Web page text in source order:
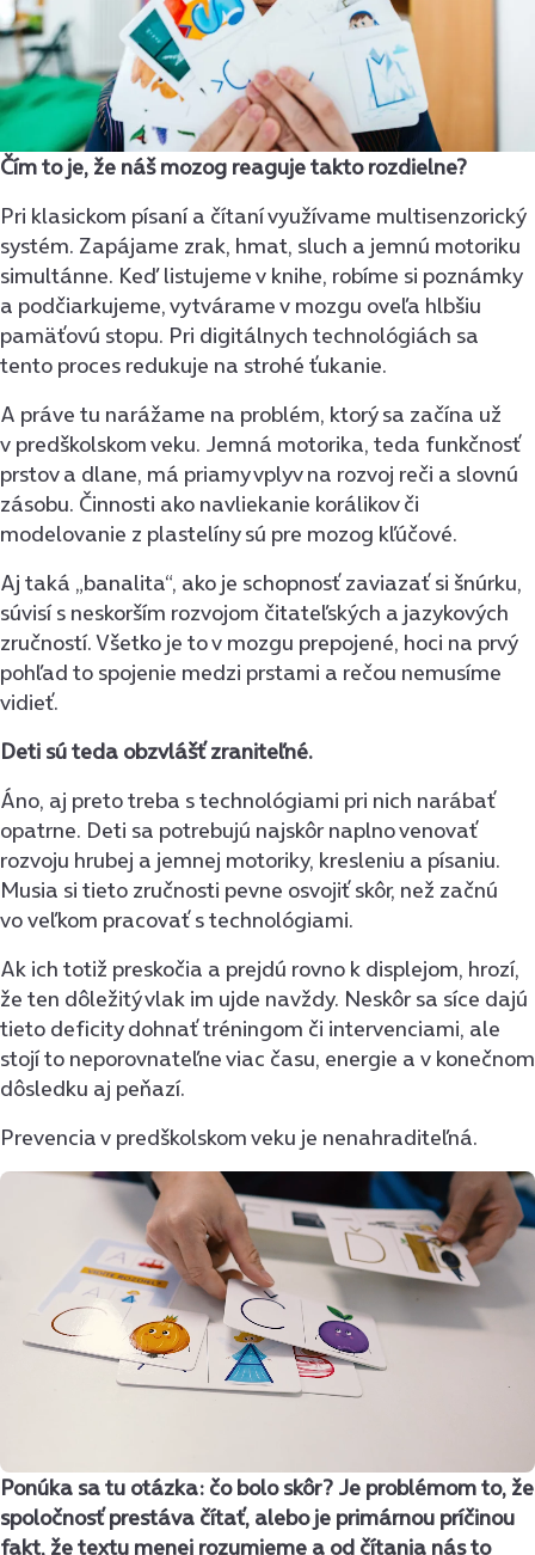
Čím to je, že náš mozog reaguje takto rozdielne?
Pri klasickom písaní a čítaní využívame multisenzorický
systém. Zapájame zrak, hmat, sluch a jemnú motoriku
simultánne. Keď listujeme v knihe, robíme si poznámky
a podčiarkujeme, vytvárame v mozgu oveľa hlbšiu
pamäťovú stopu. Pri digitálnych technológiách sa
tento proces redukuje na strohé ťukanie.
A práve tu narážame na problém, ktorý sa začína už
v predškolskom veku. Jemná motorika, teda funkčnosť
prstov a dlane, má priamy vplyv na rozvoj reči a slovnú
zásobu. Činnosti ako navliekanie korálikov či
modelovanie z plastelíny sú pre mozog kľúčové.
Aj taká „banalita“, ako je schopnosť zaviazať si šnúrku,
súvisí s neskorším rozvojom čitateľských a jazykových
zručností. Všetko je to v mozgu prepojené, hoci na prvý
pohľad to spojenie medzi prstami a rečou nemusíme
vidieť.
Deti sú teda obzvlášť zraniteľné.
Áno, aj preto treba s technológiami pri nich narábať
opatrne. Deti sa potrebujú najskôr naplno venovať
rozvoju hrubej a jemnej motoriky, kresleniu a písaniu.
Musia si tieto zručnosti pevne osvojiť skôr, než začnú
vo veľkom pracovať s technológiami.
Ak ich totiž preskočia a prejdú rovno k displejom, hrozí,
že ten dôležitý vlak im ujde navždy. Neskôr sa síce dajú
tieto deficity dohnať tréningom či intervenciami, ale
stojí to neporovnateľne viac času, energie a v konečnom
dôsledku aj peňazí.
Prevencia v predškolskom veku je nenahraditeľná.
Ponúka sa tu otázka: čo bolo skôr? Je problémom to, že
spoločnosť prestáva čítať, alebo je primárnou príčinou
fakt, že textu menej rozumieme a od čítania nás to